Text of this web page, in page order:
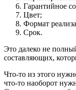
Гарантийное
Цвет;
Формат
Срок.
Это далеко не
составляющих,
Что-то из этого
что-то наоборот